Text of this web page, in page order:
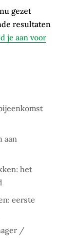
gezet
resultaten
je aan voor
aan
het
eerste
/